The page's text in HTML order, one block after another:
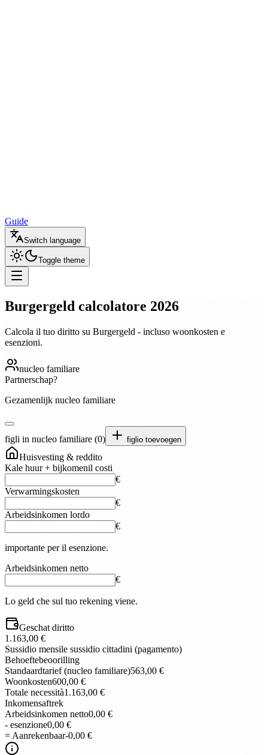
Guide
Switch language
Toggle theme
Burgergeld calcolatore 2026
Calcola il tuo diritto su Burgergeld - incluso woonkosten e
esenzioni.
nucleo familiare
Partnerschap?
Gezamenlijk nucleo familiare
figli in nucleo familiare (0) figlio toevoegen
Huisvesting & reddito
Kale huur + bijkomenil costi
€
Verwarmingskosten
€
Arbeidsinkomen lordo
€
importante per il esenzione.
Arbeidsinkomen netto
€
Lo geld che sul tuo rekening viene.
Geschat diritto
1.163,00 €
Sussidio mensile sussidio cittadini (pagamento)
Behoeftebeoorilling
Standaardtarief (nucleo familiare)563,00 €
Woonkosten600,00 €
Totale necessità1.163,00 €
Inkomensaftrek
Arbeidsinkomen netto0,00 €
- esenzione0,00 €
= Aanrekenbaar-0,00 €